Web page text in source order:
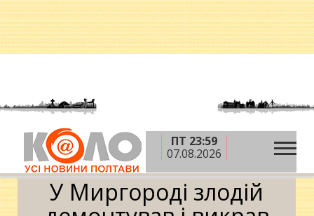
ПТ 23:59
07.08.2026
Головна » Новини » Кримінал »
У Миргороді
злодій демонтував і викрав щойно встановлені вікна
У Миргороді злодій